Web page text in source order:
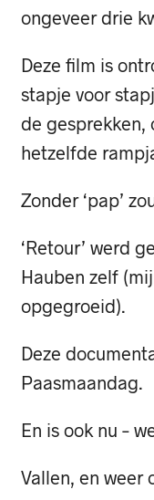
ongeveer drie
Deze film is
stapje voor
de gesprekken,
hetzelfde
Zonder ‘pap’
‘Retour’ werd
Hauben zelf
opgegroeid).
Deze
Paasmaandag.
En is ook nu –
Vallen, en weer